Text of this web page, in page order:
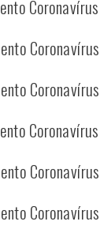
Coronavírus
Coronavírus
Coronavírus
Coronavírus
Coronavírus
Coronavírus